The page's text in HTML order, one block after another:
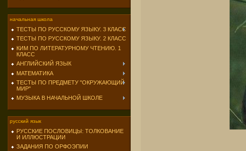
начальная школа
ТЕСТЫ ПО РУССКОМУ ЯЗЫКУ. 3 КЛАСС
ТЕСТЫ ПО РУССКОМУ ЯЗЫКУ. 2 КЛАСС
КИМ ПО ЛИТЕРАТУРНОМУ ЧТЕНИЮ. 1
КЛАСС
АНГЛИЙСКИЙ ЯЗЫК
МАТЕМАТИКА
ТЕСТЫ ПО ПРЕДМЕТУ "ОКРУЖАЮЩИЙ
МИР"
МУЗЫКА В НАЧАЛЬНОЙ ШКОЛЕ
русский язык
РУССКИЕ ПОСЛОВИЦЫ: ТОЛКОВАНИЕ
И ИЛЛЮСТРАЦИИ
ЗАДАНИЯ ПО ОРФОЭПИИ